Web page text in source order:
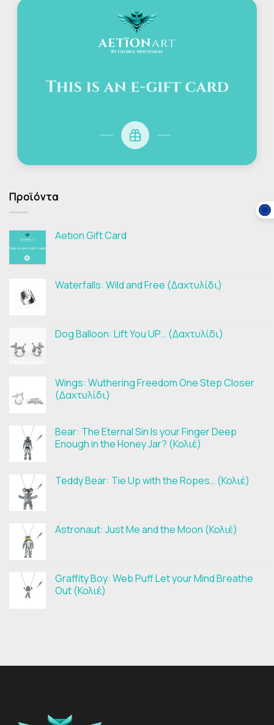
Προϊόντα
Aetion Gift Card
Waterfalls: Wild and Free (Δαχτυλίδι)
Dog Balloon: Lift You UP… (Δαχτυλίδι)
Wings: Wuthering Freedom One Step Closer
(Δαχτυλίδι)
Bear: The Eternal Sin Is your Finger Deep
Enough in the Honey Jar? (Κολιέ)
Teddy Bear: Tie Up with the Ropes… (Κολιέ)
Astronaut: Just Me and the Moon (Κολιέ)
Graffity Boy: Web Puff Let your Mind Breathe
Out (Κολιέ)